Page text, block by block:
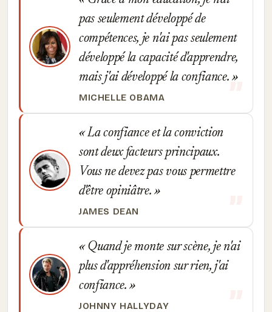
pas seulement développé de
compétences, je n'ai pas seulement
développé la capacité d'apprendre,
mais j'ai développé la confiance.
MICHELLE OBAMA
La confiance et la conviction
sont deux facteurs principaux.
Vous ne devez pas vous permettre
d'être opiniâtre.
JAMES DEAN
Quand je monte sur scène, je n'ai
plus d'appréhension sur rien, j'ai
confiance.
JOHNNY HALLYDAY